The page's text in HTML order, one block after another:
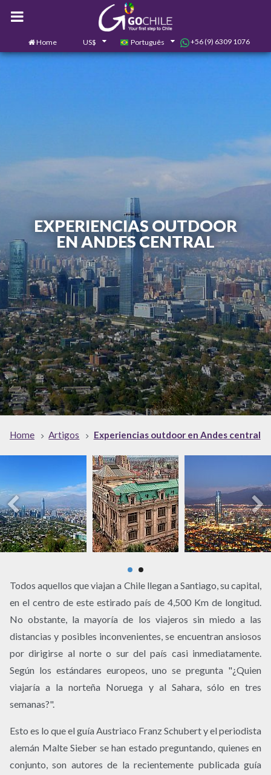
Home US$ Português +56 (9) 6309 1076
EXPERIENCIAS OUTDOOR
EN ANDES CENTRAL
Home Artigos Experiencias outdoor en Andes central
Todos aquellos que viajan a Chile llegan a Santiago, su capital,
en el centro de este estirado país de 4,500 Km de longitud.
No obstante, la mayoría de los viajeros sin miedo a las
distancias y posibles inconvenientes, se encuentran ansiosos
por dirigirse al norte o sur del país casi inmediatamente.
Según los estándares europeos, uno se pregunta "¿Quien
viajaría a la norteña Noruega y al Sahara, sólo en tres
semanas?".
Esto es lo que el guía Austriaco Franz Schubert y el periodista
alemán Malte Sieber se han estado preguntando, quienes en
conjunto, son autores de la recientemente publicada guía